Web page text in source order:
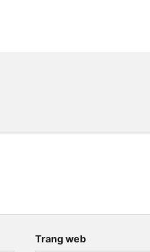
Trang web